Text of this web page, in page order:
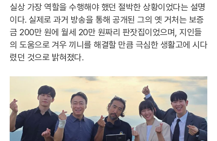
실상 가장 역할을 수행해야 했던 절박한 상황이었다는 설명
이다. 실제로 과거 방송을 통해 공개된 그의 옛 거처는 보증
금 200만 원에 월세 20만 원짜리 판잣집이었으며, 지인들
의 도움으로 겨우 끼니를 해결할 만큼 극심한 생활고에 시다
렸던 것으로 밝혀졌다.